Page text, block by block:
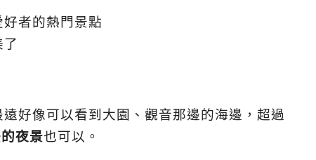
者的熱門景點
好像可以看到大園、觀音那邊的海邊，超過
夜景也可以。